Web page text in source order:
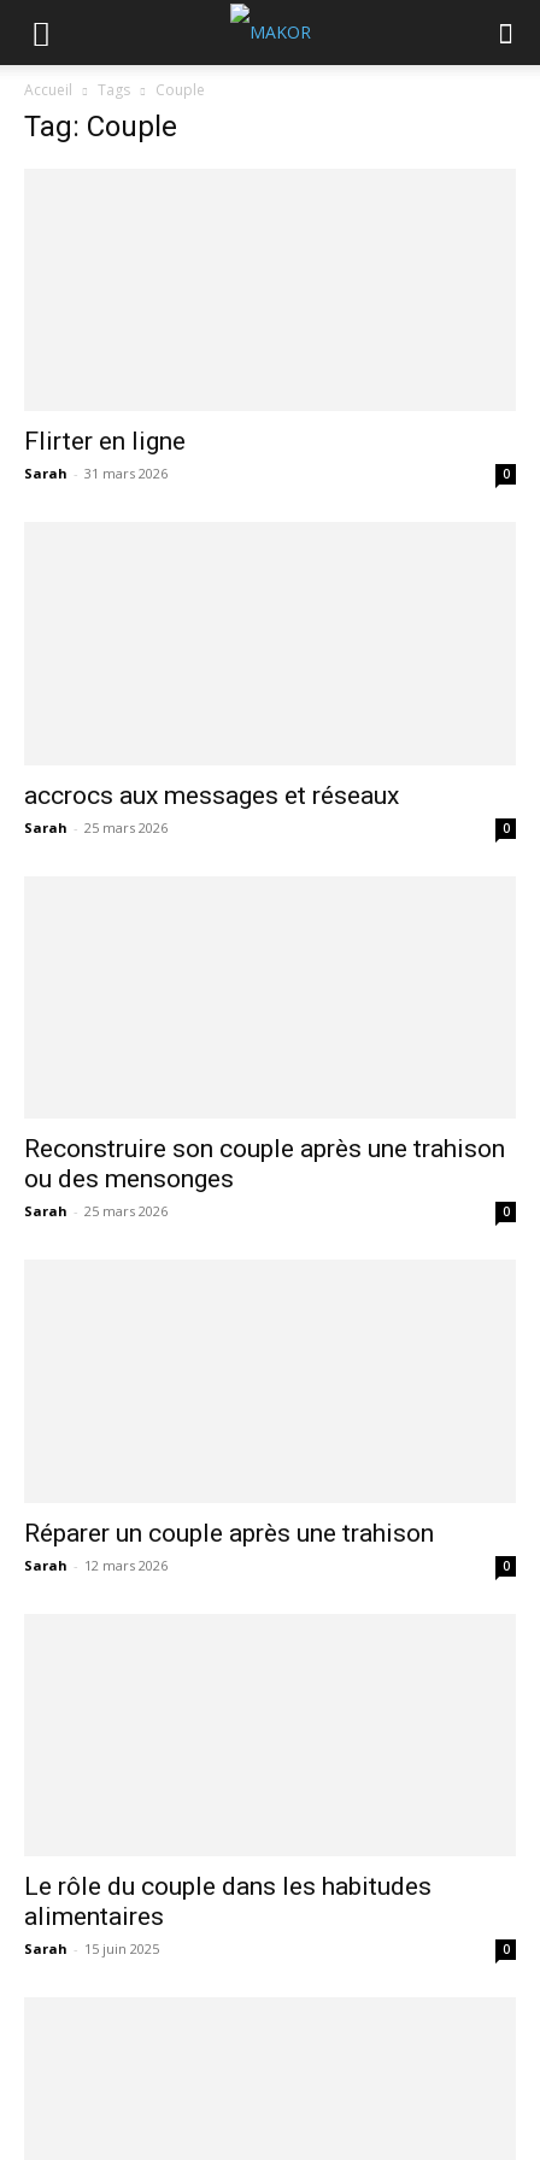
Accueil Tags Couple
Tag: Couple
Flirter en ligne
Sarah - 31 mars 2026 0
accrocs aux messages et réseaux
Sarah - 25 mars 2026 0
Reconstruire son couple après une trahison
ou des mensonges
Sarah - 25 mars 2026 0
Réparer un couple après une trahison
Sarah - 12 mars 2026 0
Le rôle du couple dans les habitudes
alimentaires
Sarah - 15 juin 2025 0